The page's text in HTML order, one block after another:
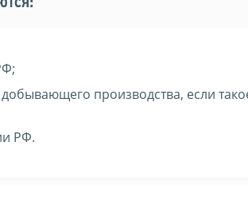
производства, если
РФ.